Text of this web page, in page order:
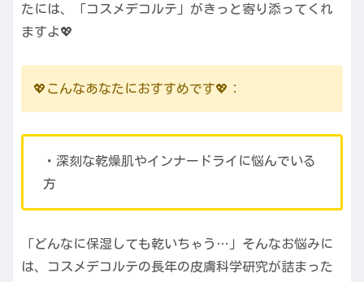
たには、「コスメデコルテ」がきっと寄り添ってくれ
ますよ💖
💖こんなあなたにおすすめです💖：
・深刻な乾燥肌やインナードライに悩んでいる
方
「どんなに保湿しても乾いちゃう…」そんなお悩みに
は、コスメデコルテの長年の皮膚科学研究が詰まった